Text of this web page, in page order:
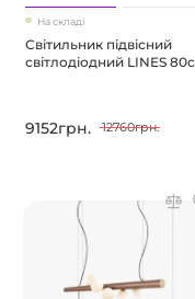
На складі
Світильник підвісний
світлодіодний LINES
9152грн. 12760грн.